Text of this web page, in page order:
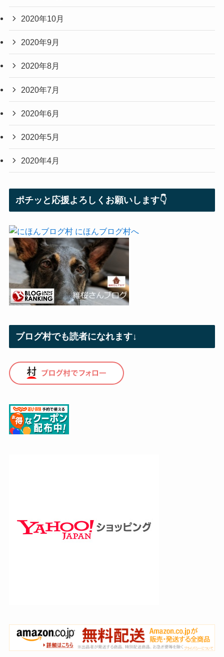
2020年10月
2020年9月
2020年8月
2020年7月
2020年6月
2020年5月
2020年4月
ポチッと応援よろしくお願いします👇
ブログ村でも読者になれます↓